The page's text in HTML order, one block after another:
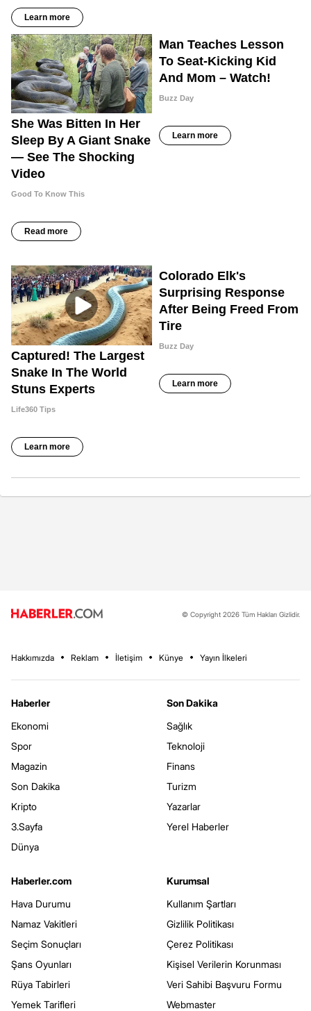
© Copyright 2026 Tüm Hakları Gizlidir.
Hakkımızda Reklam İletişim Künye Yayın İlkeleri
Haberler
Ekonomi
Spor
Magazin
Son Dakika
Kripto
3.Sayfa
Dünya
Son Dakika
Sağlık
Teknoloji
Finans
Turizm
Yazarlar
Yerel Haberler
Haberler.com
Hava Durumu
Namaz Vakitleri
Seçim Sonuçları
Şans Oyunları
Rüya Tabirleri
Yemek Tarifleri
Kurumsal
Kullanım Şartları
Gizlilik Politikası
Çerez Politikası
Kişisel Verilerin Korunması
Veri Sahibi Başvuru Formu
Webmaster